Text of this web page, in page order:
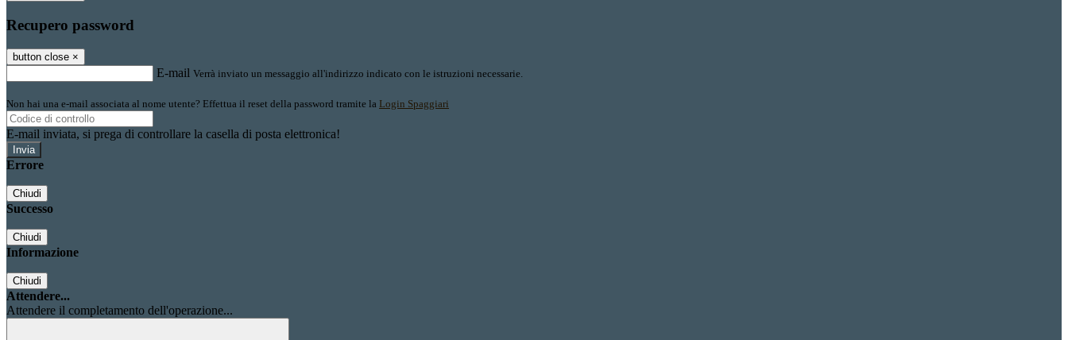
Recupero password
button close ×
E-mail Verrà inviato un messaggio all'indirizzo indicato con le istruzioni necessarie.
Non hai una e-mail associata al nome utente? Effettua il reset della password tramite la Login Spaggiari
E-mail inviata, si prega di controllare la casella di posta elettronica!
Errore
Chiudi
Successo
Chiudi
Informazione
Chiudi
Attendere...
Attendere il completamento dell'operazione...